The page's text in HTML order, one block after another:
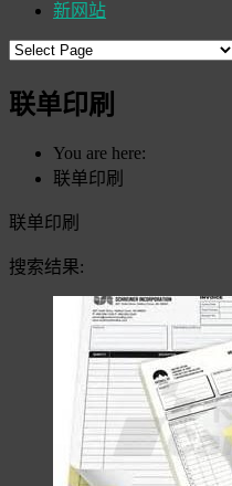
新网站
联单印刷
You are here:
联单印刷
联单印刷
搜索结果: